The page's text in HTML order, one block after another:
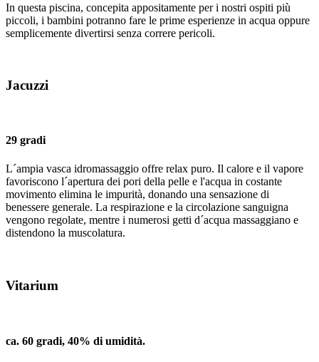
In questa piscina, concepita appositamente per i nostri ospiti più
piccoli, i bambini potranno fare le prime esperienze in acqua oppure
semplicemente divertirsi senza correre pericoli.
Jacuzzi
29 gradi
L´ampia vasca idromassaggio offre relax puro. Il calore e il vapore
favoriscono l´apertura dei pori della pelle e l'acqua in costante
movimento elimina le impurità, donando una sensazione di
benessere generale. La respirazione e la circolazione sanguigna
vengono regolate, mentre i numerosi getti d´acqua massaggiano e
distendono la muscolatura.
Vitarium
ca. 60 gradi, 40% di umidità.